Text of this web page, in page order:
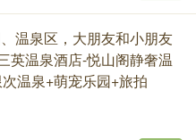
温泉区，大朋友和小朋友
英温泉酒店-悦山阁静奢温
温泉+萌宠乐园+旅拍